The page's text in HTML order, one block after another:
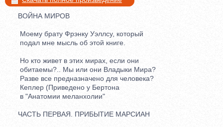
ВОЙНА МИРОВ
Моему брату Фрэнку Уэллсу, который
подал мне мысль об этой книге.
Но кто живет в этих мирах, если они
обитаемы?.. Мы или они Владыки Мира?
Разве все предназначено для человека?
Кеплер (Приведено у Бертона
в "Анатомии меланхолии"
ЧАСТЬ ПЕРВАЯ. ПРИБЫТИЕ МАРСИАН